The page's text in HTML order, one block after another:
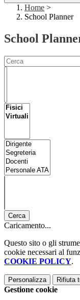
Home >
School Planner
School
Cerca
Caricamento...
Questo sito o gli
cookie necessari al
COOKIE POLICY.
Personalizza Rifiuta
Gestione cookie